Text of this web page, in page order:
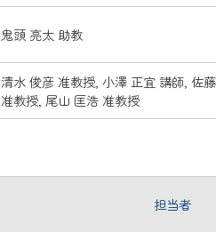
鬼頭 亮太 助教
清水 俊彦 准教授, 小澤 正宜 講師, 佐
准教授, 尾山 匡浩 准教授
担当者